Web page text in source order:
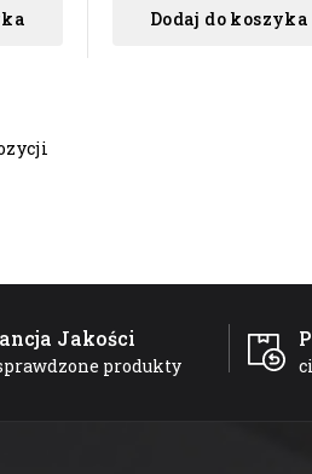
Dodaj do koszyka
Jakości
produkty